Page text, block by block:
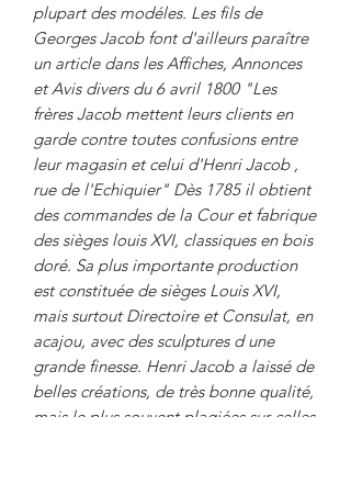
plupart des modéles. Les fils de
Georges Jacob font d'ailleurs paraître
un article dans les Affiches, Annonces
et Avis divers du 6 avril 1800 "Les
frères Jacob mettent leurs clients en
garde contre toutes confusions entre
leur magasin et celui d'Henri Jacob ,
rue de l'Echiquier" Dès 1785 il obtient
des commandes de la Cour et fabrique
des sièges louis XVI, classiques en bois
doré. Sa plus importante production
est constituée de sièges Louis XVI,
mais surtout Directoire et Consulat, en
acajou, avec des sculptures d une
grande finesse. Henri Jacob a laissé de
belles créations, de très bonne qualité,
mais le plus souvent plagiées sur celles